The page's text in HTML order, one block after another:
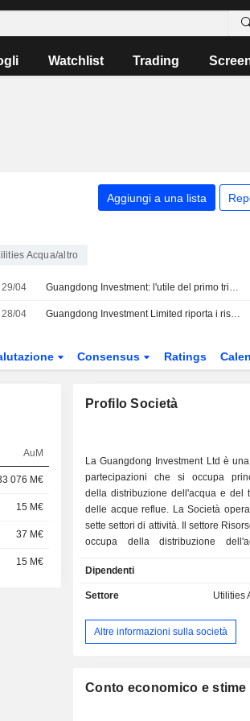
Watchlist Trading
Aggiungi a una lista
Acqua/altro
29/04 Guangdong Investment: l'utile del primo trimestre balza del 10%
28/04 Guangdong Investment Limited riporta i risultati finanziari per il primo trimestre conclusosi il 31 marzo 2026
Consensus Ratings
AuM
076 M€
15 M€
37 M€
15 M€
Profilo Società
La Guangdong Investment Ltd è
partecipazioni che si occupa
della distribuzione dell'acqua e del
delle acque reflue. La Società
sette settori di attività. Il settore
occupa della distribuzione
costruzione di
l'approvvigionamento idrico e il
immobiliare si occupa dello
vendita di immobili e fornisce servizi
magazzini. Il segmento
Dipendenti
Settore Utilities
Altre informazioni sulla società
Conto economico e stime